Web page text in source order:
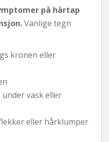
på hårtap
Vanlige tegn
kronen eller
vask eller
eller hårklumper